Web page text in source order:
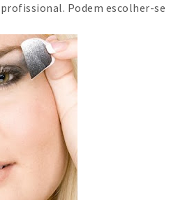
Podem escolher-se